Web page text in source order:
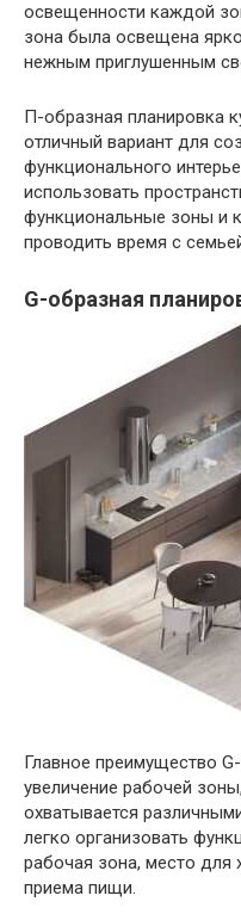
освещенности каждой
зона была освещена
нежным приглушенным
П-образная планировка
отличный вариант для
функционального
использовать
функциональные зоны и
проводить время с
G-образная
Главное преимущество
увеличение рабочей
охватывается
легко организовать
рабочая зона, место для
приема пищи.